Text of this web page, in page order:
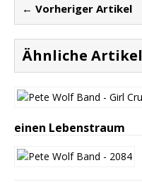
← Vorheriger Artikel
Ähnliche Artikel
einen Lebenstraum